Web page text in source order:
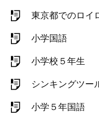
東京都でのロイ
小学国語
小学校５年生
シンキングツー
小学５年国語